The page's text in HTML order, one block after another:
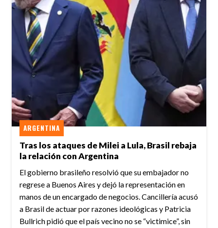
Tras los ataques de Milei a Lula, Brasil rebaja
la relación con Argentina
ARGENTINA
El gobierno brasileño resolvió que su embajador no
regrese a Buenos Aires y dejó la representación en
manos de un encargado de negocios. Cancillería acusó
a Brasil de actuar por razones ideológicas y Patricia
Bullrich pidió que el país vecino no se “victimice”, sin